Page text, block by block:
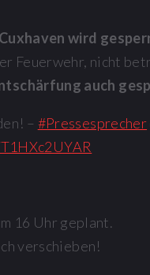
wird
Feuerwehr, nicht
auch
– #Pressesprecher
16 Uhr geplant.
verschieben!